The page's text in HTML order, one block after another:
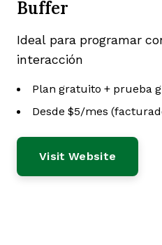
Buffer
Ideal para programar
interacción
Plan gratuito + prueba
Desde $5/mes
Visit Website